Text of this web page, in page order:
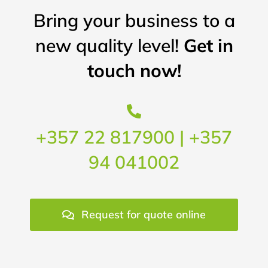
Bring your business to a
new quality level! Get in
touch now!
+357 22 817900 | +357
94 041002
Request for quote online